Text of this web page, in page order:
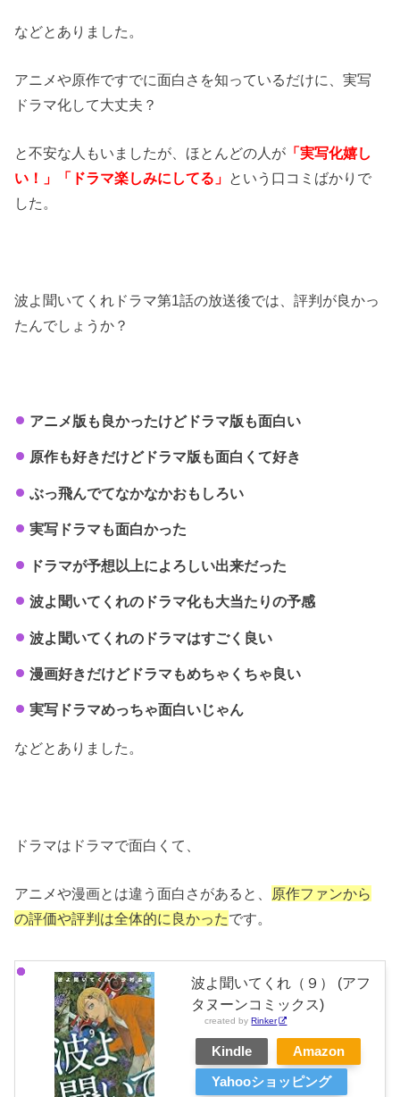
などとありました。
アニメや原作ですでに面白さを知っているだけに、実写
ドラマ化して大丈夫？
と不安な人もいましたが、ほとんどの人が 「実写化嬉し
い！」「ドラマ楽しみにしてる」 という口コミばかりで
した。
波よ聞いてくれドラマ第1話の放送後では、評判が良かっ
たんでしょうか？
アニメ版も良かったけどドラマ版も面白い
原作も好きだけどドラマ版も面白くて好き
ぶっ飛んでてなかなかおもしろい
実写ドラマも面白かった
ドラマが予想以上によろしい出来だった
波よ聞いてくれのドラマ化も大当たりの予感
波よ聞いてくれのドラマはすごく良い
漫画好きだけどドラマもめちゃくちゃ良い
実写ドラマめっちゃ面白いじゃん
などとありました。
ドラマはドラマで面白くて、
アニメや漫画とは違う面白さがあると、 原作ファンから
の評価や評判は全体的に良かったです。
波よ聞いてくれ（９） (アフ
タヌーンコミックス)
created byRinker
Kindle Amazon
Yahooショッピング